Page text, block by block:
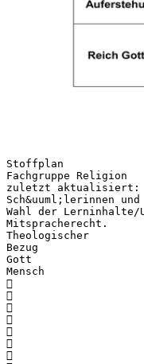
Stoffplan
Fachgruppe Religion
zuletzt aktualisiert:
Sch&uuml;lerinnen
Wahl der Lerninhalte/
Mitspracherecht.
Theologischer
Bezug
Gott
Mensch






